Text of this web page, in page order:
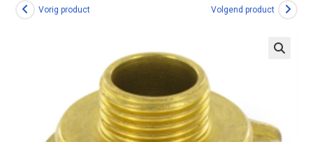
Vorig product Volgend product